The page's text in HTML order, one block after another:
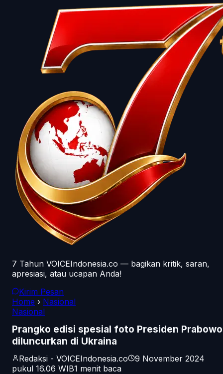
7 Tahun VOICEIndonesia.co — bagikan kritik, saran,
apresiasi, atau ucapan Anda!
Kirim Pesan
Home › Nasional
Nasional
Prangko edisi spesial foto Presiden Prabowo
diluncurkan di Ukraina
Redaksi - VOICEIndonesia.co
9 November 2024
pukul 16.06 WIB1 menit baca